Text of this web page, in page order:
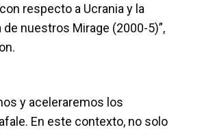
respecto a Ucrania y la
nuestros Mirage (2000-5)”,
y aceleraremos los
En este contexto, no solo